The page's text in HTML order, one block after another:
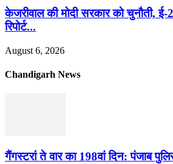
केजरीवाल की मोदी सरकार को चुनौती, ई-
रिपोर्ट...
August 6, 2026
Chandigarh News
गैंगस्टरां ते वार का 198वां दिन: पंजाब